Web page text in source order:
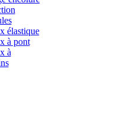
élastique
à pont
à